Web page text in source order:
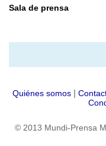
Sala de prensa
Quiénes somos|
© 2013 Mundi-Prensa